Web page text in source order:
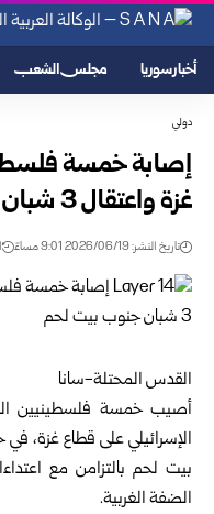
أخبار سوريا مجلس الشعب
دولي
إصابة خمسة
غزة واعتقال 3 شبان جنوب بيت لحم
تاريخ النشر: 2026/06/19 9:01 مساءً
القدس المحتلة-سانا
أصيب خمسة فلسطينيين
الإسرائيليعلى قطاع غزة
بيت لحم بالتزامن مع
الضفة الغربية.